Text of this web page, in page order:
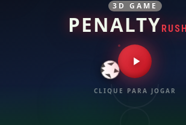
3D GAME
PENALTY RUSH
CLIQUE PARA JOGAR